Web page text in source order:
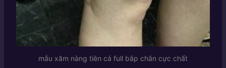
mẫu xăm nàng tiên cá full bắp chân cực chất